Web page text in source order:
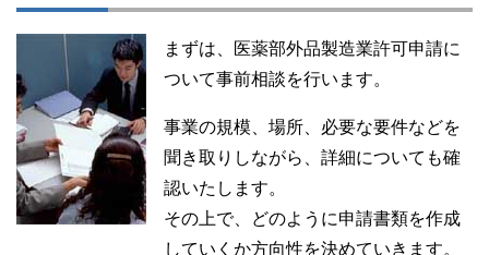
まずは、医薬部外品製造業許可申請に
ついて事前相談を行います。
事業の規模、場所、必要な要件などを
聞き取りしながら、詳細についても確
認いたします。
その上で、どのように申請書類を作成
していくか方向性を決めていきます。